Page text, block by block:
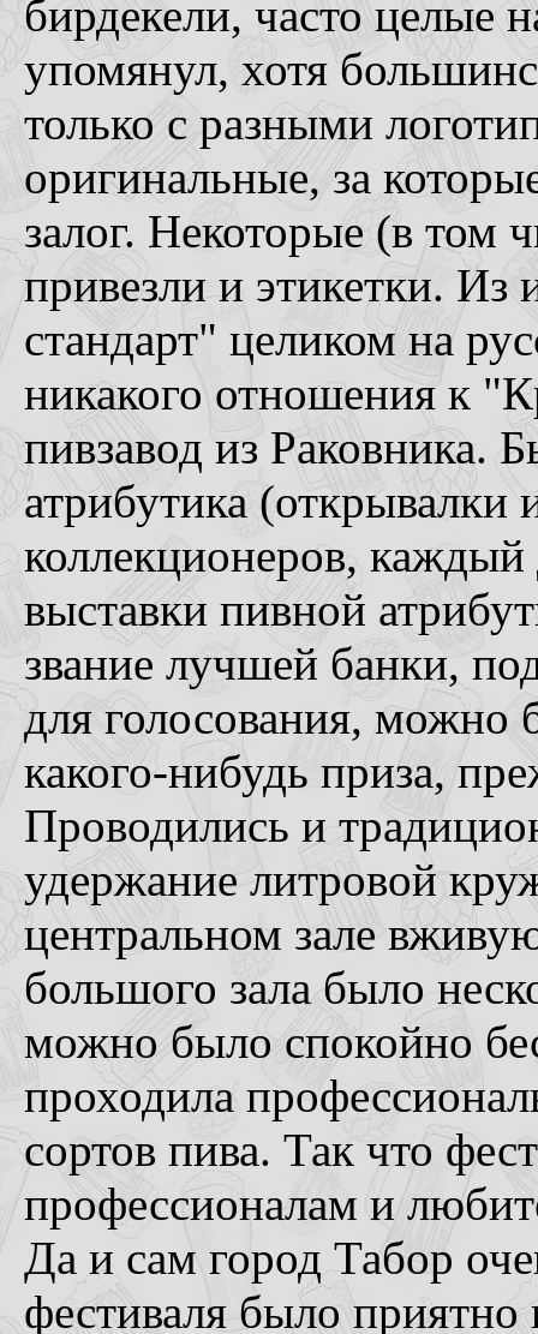
бирдекели, часто целые
упомянул, хотя
только с разными
оригинальные, за
залог. Некоторые (в том
привезли и этикетки. Из
стандарт" целиком на
никакого отношения к
пивзавод из Раковника.
атрибутика
коллекционеров, каждый
выставки пивной
звание лучшей банки,
для голосования, можно
какого-нибудь приза,
Проводились и
удержание литровой
центральном зале
большого зала было
можно было спокойно
проходила
сортов пива. Так что
профессионалам и
Да и сам город Табор
фестиваля было